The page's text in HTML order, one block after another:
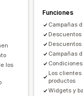
Campañas
los
Funciones
Campañas
Descuentos
Campañas
Los
productos
Widgets y